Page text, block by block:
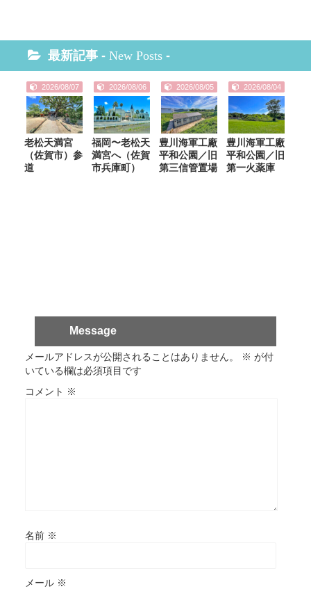
最新記事 - New Posts -
2026/08/07
老松天満宮
（佐賀市）参
道
2026/08/06
福岡〜老松天
満宮へ（佐賀
市兵庫町）
2026/08/05
豊川海軍工廠
平和公園／旧
第三信管置場
2026/08/04
豊川海軍工廠
平和公園／旧
第一火薬庫
Message
メールアドレスが公開されることはありません。 ※ が付
いている欄は必須項目です
コメント ※
名前 ※
メール ※